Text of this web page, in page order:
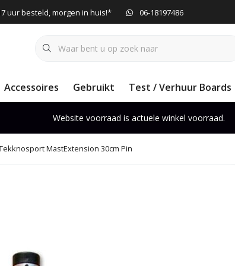
uur besteld, morgen in huis!* 06-18197486
Accessoires Gebruikt Test / Verhuur Boards
Website voorraad is actuele winkel voorraad.
MastExtension 30cm Pin